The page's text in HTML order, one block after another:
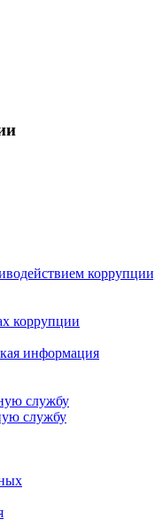
коррупции
информация
службу
службу